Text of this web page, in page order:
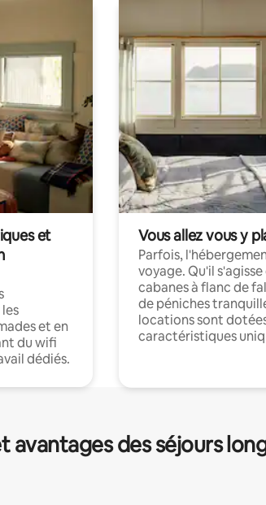
et
et en
du wifi
dédiés.
Vous allez vous y
Parfois,
voyage. Qu'il s'agisse
cabanes à flanc de
de péniches
locations sont
caractéristiques
avantages des séjours